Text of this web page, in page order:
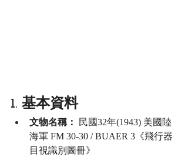
1. 基本資料
文物名稱：
民國32年(1943) 美國陸
海軍 FM 30-30 / BUAER 3《飛行器
目視識別圖冊》